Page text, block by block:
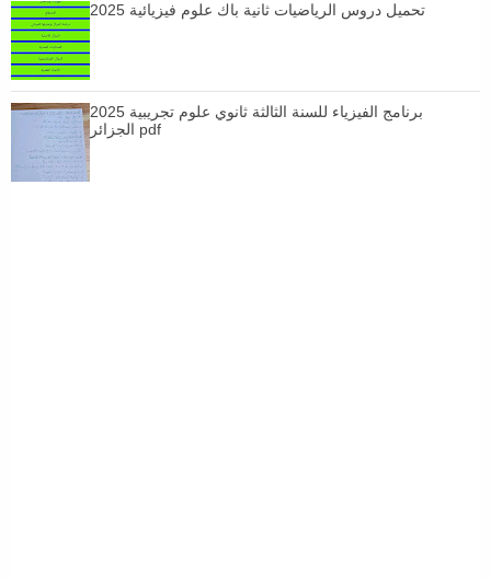
تحميل دروس الرياضيات ثانية باك علوم فيزيائية 2025
برنامج الفيزياء للسنة الثالثة ثانوي علوم تجريبية 2025
الجزائر pdf